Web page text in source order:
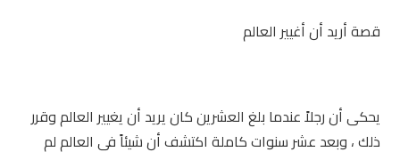
قصة أريد أن أغيير العالم
يحكى أن رجلاً عندما بلغ العشرين كان يريد أن يغيير العالم وقرر
ذلك ، وبعد عشر سنوات كاملة اكتشف أن شيئاً في العالم لم